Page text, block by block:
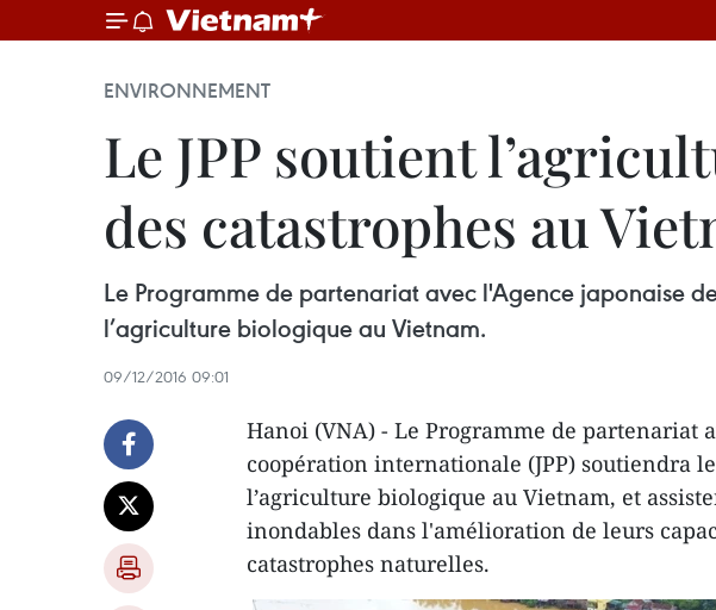
ENVIRONNEMENT
Le JPP soutient
des catastrophes au
Le Programme de partenariat avec l'Agence japonaise
l’agriculture biologique au Vietnam.
09/12/2016 09:01
Hanoi (VNA) - Le Programme de partenariat
coopération internationale (JPP) soutiendra
l’agriculture biologique au Vietnam, et
inondables dans l'amélioration de leurs
catastrophes naturelles.